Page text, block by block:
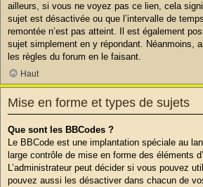
ailleurs, si vous ne voyez pas ce lien, cela
sujet est désactivée ou que l’intervalle de
remontée n’est pas atteint. Il est également
sujet simplement en y répondant. Néanmoins,
les règles du forum en le faisant.
Haut
Mise en forme et types de sujets
Que sont les BBCodes ?
Le BBCode est une implantation spéciale au
large contrôle de mise en forme des éléments
L’administrateur peut décider si vous pouvez
pouvez aussi les désactiver dans chacun de